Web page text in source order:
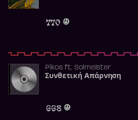
770
Pikosft. Solmeister
Συνθετική Απάρνηση
668